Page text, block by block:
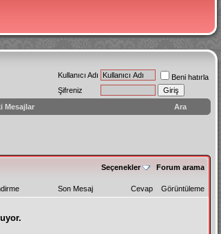
Kullanıcı Adı
Beni hatırla
Şifreniz
Mesajlar Ara
Seçenekler Forum arama
Son Mesaj Cevap Görüntüleme